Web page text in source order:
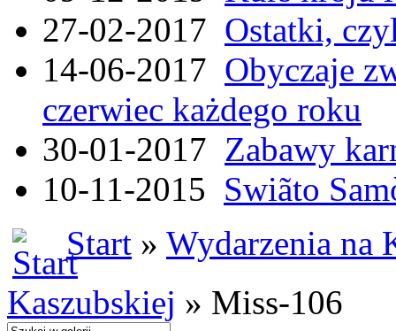
27-02-2017 Ostatki,
14-06-2017 Obyczaje
czerwiec każdego roku
30-01-2017 Zabawy
10-11-2015 Swiãto
Start » Wydarzenia na
Kaszubskiej » Miss-106